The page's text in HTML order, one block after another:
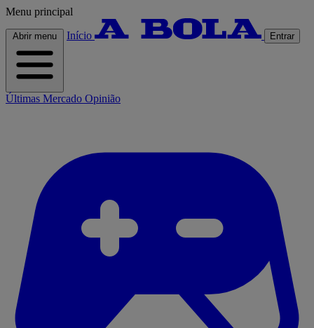
Menu principal
Abrir menu Início Entrar
Últimas Mercado Opinião